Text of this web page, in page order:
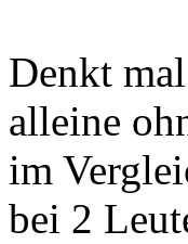
Denkt
alleine
im
bei 2